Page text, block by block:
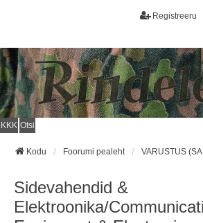
Registreeru
KKK Otsi
Kodu Foorumi pealeht
Sidevahendid &
Elektroonika/